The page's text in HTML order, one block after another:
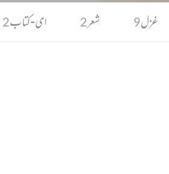
غزل9 شعر2 ای-کتاب2